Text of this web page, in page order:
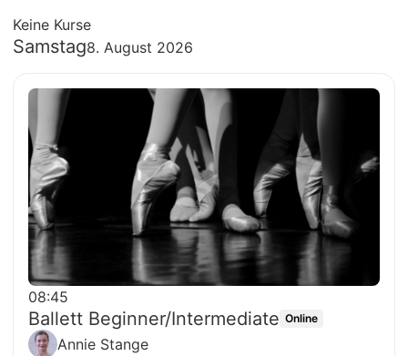
Keine Kurse
Samstag8. August 2026
08:45
Ballett Beginner/Intermediate Online
Annie Stange